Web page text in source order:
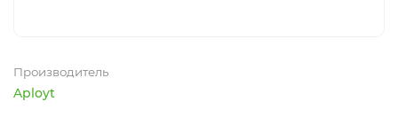
Производитель
Aployt